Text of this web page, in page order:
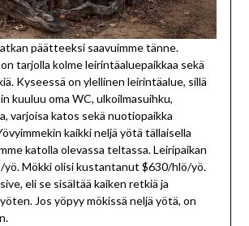
päätteeksi saavuimme tänne.
tarjolla kolme leirintäaluepaikkaa sekä
Kyseessä on ylellinen leirintäalue, sillä
kuuluu oma WC, ulkoilmasuihku,
varjoisa katos sekä nuotiopaikka
kaikki neljä yötä tällaisella
katolla olevassa teltassa. Leiripaikan
Mökki olisi kustantanut $630/hlö/yö.
eli se sisältää kaiken retkiä ja
Jos yöpyy mökissä neljä yötä, on